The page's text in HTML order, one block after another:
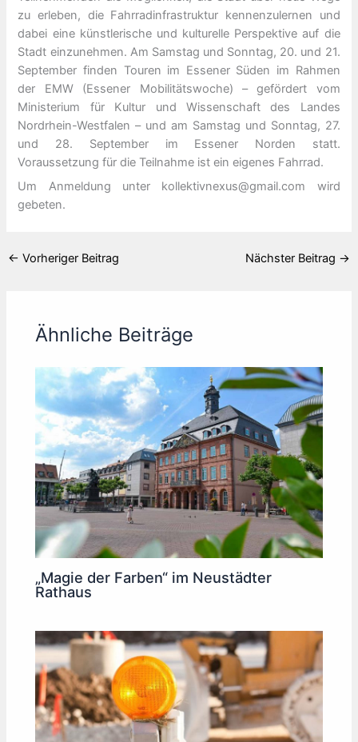
zu erleben, die Fahrradinfrastruktur kennenzulernen und
dabei eine künstlerische und kulturelle Perspektive auf die
Stadt einzunehmen. Am Samstag und Sonntag, 20. und 21.
September finden Touren im Essener Süden im Rahmen
der EMW (Essener Mobilitätswoche) – gefördert vom
Ministerium für Kultur und Wissenschaft des Landes
Nordrhein-Westfalen – und am Samstag und Sonntag, 27.
und 28. September im Essener Norden statt.
Voraussetzung für die Teilnahme ist ein eigenes Fahrrad.
Um Anmeldung unter kollektivnexus@gmail.com wird
gebeten.
← Vorheriger Beitrag Nächster Beitrag →
Ähnliche Beiträge
„Magie der Farben“ im Neustädter
Rathaus